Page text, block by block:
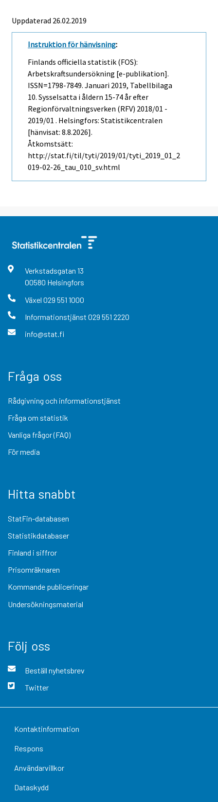
Uppdaterad 26.02.2019
Instruktion för hänvisning:
Finlands officiella statistik (FOS):
Arbetskraftsundersökning [e-publikation].
ISSN=1798-7849. Januari 2019, Tabellbilaga
10. Sysselsatta i åldern 15-74 år efter
Regionförvaltningsverken (RFV) 2018/01 -
2019/01 . Helsingfors: Statistikcentralen
[hänvisat: 8.8.2026].
Åtkomstsätt:
http://stat.fi/til/tyti/2019/01/tyti_2019_01_2
019-02-26_tau_010_sv.html
Verkstadsgatan 13
00580 Helsingfors
Växel 029 551 1000
Informationstjänst 029 551 2220
info@stat.fi
Fråga oss
Rådgivning och informationstjänst
Fråga om statistik
Vanliga frågor (FAQ)
För media
Hitta snabbt
StatFin-databasen
Statistikdatabaser
Finland i siffror
Prisomräknaren
Kommande publiceringar
Undersökningsmaterial
Följ oss
Beställ nyhetsbrev
Twitter
Kontaktinformation
Respons
Användarvillkor
Dataskydd